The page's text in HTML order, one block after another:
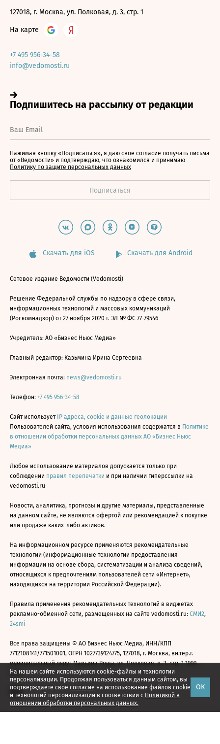
На нашем сайте используются cookie-файлы и технологии
персонализации. Продолжая пользоваться данным сайтом, вы
подтверждаете свое согласие на использование файлов cookie
и технологий персонализации в соответствии с Политикой в
отношении обработки персональных данных.
ОК
127018, г. Москва, ул. Полковая, д. 3, стр. 1
На карте
+7 495 956-34-58
info@vedomosti.ru
Нажимая кнопку «Подписаться», я даю свое согласие получать письма
от «Ведомости» и подтверждаю, что ознакомился и принимаю
Политику по защите персональных данных
Скачать для iOS Скачать для Android
Сетевое издание Ведомости (Vedomosti)
Решение Федеральной службы по надзору в сфере связи,
информационных технологий и массовых коммуникаций
(Роскомнадзор) от 27 ноября 2020 г. ЭЛ № ФС 77-79546
Учредитель: АО «Бизнес Ньюс Медиа»
Главный редактор: Казьмина Ирина Сергеевна
Электронная почта: news@vedomosti.ru
Телефон: +7 495 956-34-58
Сайт использует IP адреса, cookie и данные геолокации
Пользователей сайта, условия использования содержатся в Политике
в отношении обработки персональных данных АО «Бизнес Ньюс
Медиа»
Любое использование материалов допускается только при
соблюдении правил перепечатки и при наличии гиперссылки на
vedomosti.ru
Новости, аналитика, прогнозы и другие материалы, представленные
на данном сайте, не являются офертой или рекомендацией к покупке
или продаже каких-либо активов.
На информационном ресурсе применяются рекомендательные
технологии (информационные технологии предоставления
информации на основе сбора, систематизации и анализа сведений,
относящихся к предпочтениям пользователей сети «Интернет»,
находящихся на территории Российской Федерации).
Правила применения рекомендательных технологий в виджетах
рекламно-обменной сети, размещенных на сайте vedomosti.ru: СМИ2,
24smi
Все права защищены © АО Бизнес Ньюс Медиа, ИНН/КПП
7712108141/771501001, ОГРН 1027739124775, 127018, г. Москва, вн.тер.г.
муниципальный округ Марьина Роща, ул. Полковая, д. 3, стр. 1 1999—
2026